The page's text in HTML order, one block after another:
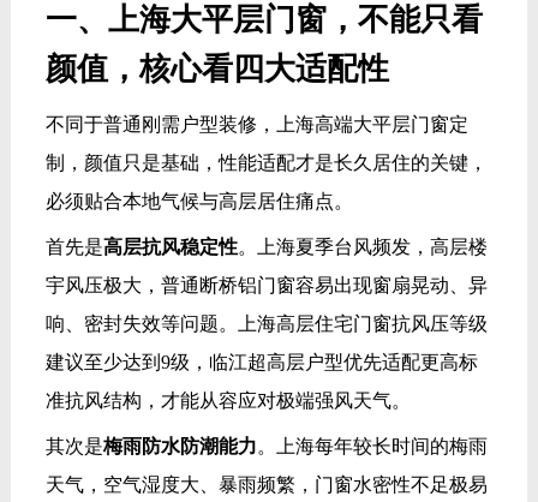
一、上海大平层门窗，不能只看
颜值，核心看四大适配性
不同于普通刚需户型装修，上海高端大平层门窗定
制，颜值只是基础，性能适配才是长久居住的关键，
必须贴合本地气候与高层居住痛点。
首先是高层抗风稳定性。上海夏季台风频发，高层楼
宇风压极大，普通断桥铝门窗容易出现窗扇晃动、异
响、密封失效等问题。上海高层住宅门窗抗风压等级
建议至少达到9级，临江超高层户型优先适配更高标
准抗风结构，才能从容应对极端强风天气。
其次是梅雨防水防潮能力。上海每年较长时间的梅雨
天气，空气湿度大、暴雨频繁，门窗水密性不足极易